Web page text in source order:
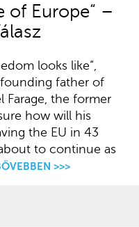
of Europe“ –
looks like“,
father of
Farage, the former
how will his
the EU in 43
to continue as
>>>